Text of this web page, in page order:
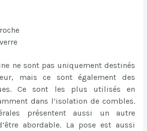
ne sont pas uniquement destinés
mais ce sont également des
Ce sont les plus utilisés en
dans l’isolation de combles.
présentent aussi un autre
abordable. La pose est aussi